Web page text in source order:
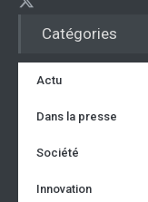
Catégories
Actu
Dans la presse
Société
Innovation